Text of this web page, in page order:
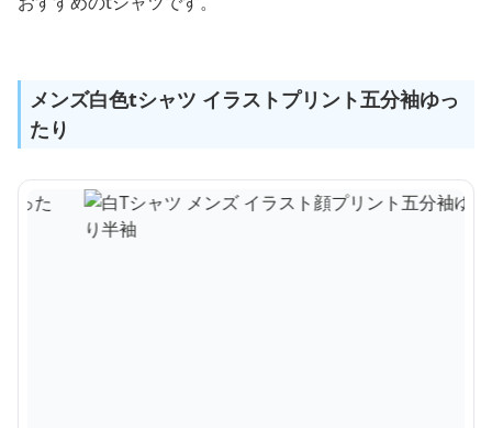
メンズ白色tシャツ イラストプリント五分袖ゆっ
たり